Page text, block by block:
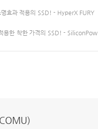
명효과 적용의 SSD! - HyperX FURY
용한 착한 가격의 SSD! - SiliconPow